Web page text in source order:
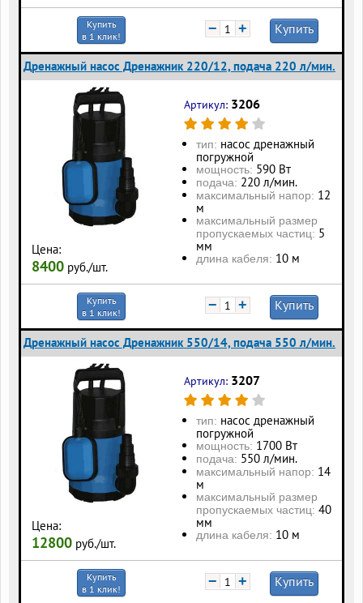
Купить
в 1 клик!
− + Купить
Дренажный насос Дренажник 220/12, подача 220 л/мин.
Цена:
8400 руб./шт.
Артикул: 3206
тип: насос дренажный
погружной
мощность: 590 Вт
подача: 220 л/мин.
максимальный напор: 12
м
максимальный размер
пропускаемых частиц: 5
мм
длина кабеля: 10 м
Купить
в 1 клик!
− + Купить
Дренажный насос Дренажник 550/14, подача 550 л/мин.
Цена:
12800 руб./шт.
Артикул: 3207
тип: насос дренажный
погружной
мощность: 1700 Вт
подача: 550 л/мин.
максимальный напор: 14
м
максимальный размер
пропускаемых частиц: 40
мм
длина кабеля: 10 м
Купить
в 1 клик!
− + Купить